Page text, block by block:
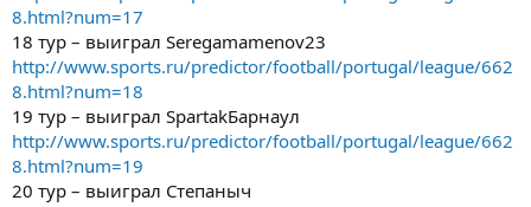
8.html?num=17
18 тур – выиграл Seregamamenov23
http://www.sports.ru/predictor/football/portugal/league/662
8.html?num=18
19 тур – выиграл SpartakБарнаул
http://www.sports.ru/predictor/football/portugal/league/662
8.html?num=19
20 тур – выиграл Степаныч